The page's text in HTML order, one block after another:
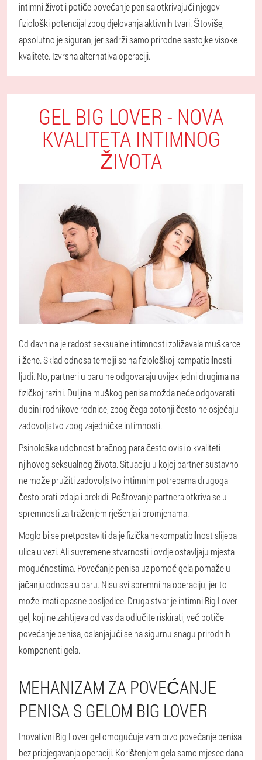
intimni život i potiče povećanje penisa otkrivajući njegov
fiziološki potencijal zbog djelovanja aktivnih tvari. Štoviše,
apsolutno je siguran, jer sadrži samo prirodne sastojke visoke
kvalitete. Izvrsna alternativa operaciji.
GEL BIG LOVER - NOVA
KVALITETA INTIMNOG
ŽIVOTA
Od davnina je radost seksualne intimnosti zbližavala muškarce
i žene. Sklad odnosa temelji se na fiziološkoj kompatibilnosti
ljudi. No, partneri u paru ne odgovaraju uvijek jedni drugima na
fizičkoj razini. Duljina muškog penisa možda neće odgovarati
dubini rodnikove rodnice, zbog čega potonji često ne osjećaju
zadovoljstvo zbog zajedničke intimnosti.
Psihološka udobnost bračnog para često ovisi o kvaliteti
njihovog seksualnog života. Situaciju u kojoj partner sustavno
ne može pružiti zadovoljstvo intimnim potrebama drugoga
često prati izdaja i prekidi. Poštovanje partnera otkriva se u
spremnosti za traženjem rješenja i promjenama.
Moglo bi se pretpostaviti da je fizička nekompatibilnost slijepa
ulica u vezi. Ali suvremene stvarnosti i ovdje ostavljaju mjesta
mogućnostima. Povećanje penisa uz pomoć gela pomaže u
jačanju odnosa u paru. Nisu svi spremni na operaciju, jer to
može imati opasne posljedice. Druga stvar je intimni Big Lover
gel, koji ne zahtijeva od vas da odlučite riskirati, već potiče
povećanje penisa, oslanjajući se na sigurnu snagu prirodnih
komponenti gela.
MEHANIZAM ZA POVEĆANJE
PENISA S GELOM BIG LOVER
Inovativni Big Lover gel omogućuje vam brzo povećanje penisa
bez pribjegavanja operaciji. Korištenjem gela samo mjesec dana